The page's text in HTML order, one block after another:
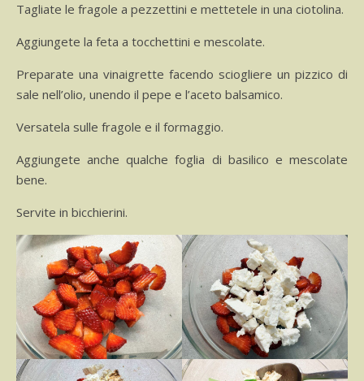
Tagliate le fragole a pezzettini e mettetele in una ciotolina.
Aggiungete la feta a tocchettini e mescolate.
Preparate una vinaigrette facendo sciogliere un pizzico di
sale nell’olio, unendo il pepe e l’aceto balsamico.
Versatela sulle fragole e il formaggio.
Aggiungete anche qualche foglia di basilico e mescolate
bene.
Servite in bicchierini.